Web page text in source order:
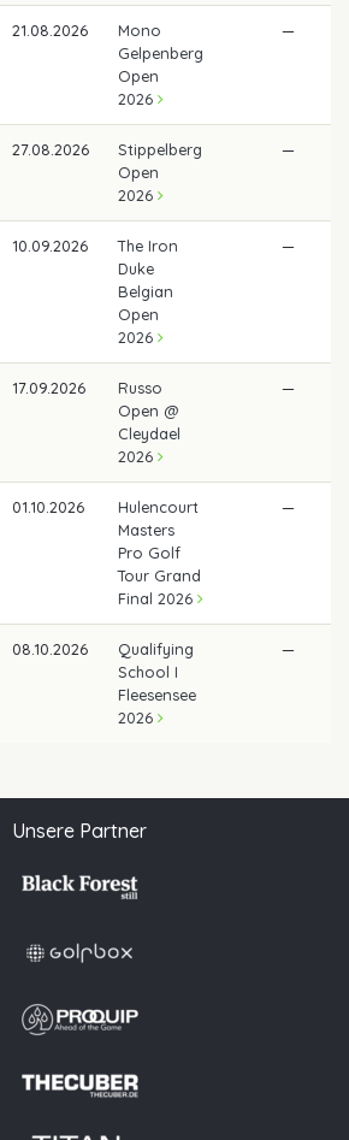
21.08.2026
Mono
Gelpenberg
Open
2026
—
27.08.2026
Stippelberg
Open
2026
—
10.09.2026
The Iron
Duke
Belgian
Open
2026
—
17.09.2026
Russo
Open @
Cleydael
2026
—
01.10.2026
Hulencourt
Masters
Pro Golf
Tour Grand
Final 2026
—
08.10.2026
Qualifying
School I
Fleesensee
2026
—
Unsere Partner